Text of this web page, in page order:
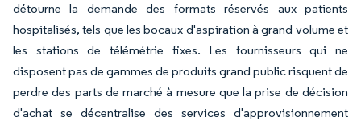
détourne la demande des formats réservés aux patients
hospitalisés, tels que les bocaux d'aspiration à grand volume et
les stations de télémétrie fixes. Les fournisseurs qui ne
disposent pas de gammes de produits grand public risquent de
perdre des parts de marché à mesure que la prise de décision
d'achat se décentralise des services d'approvisionnement